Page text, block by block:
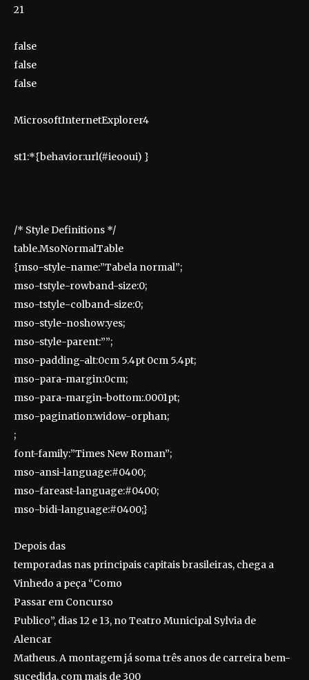
21
false
false
false
MicrosoftInternetExplorer4
st1:*{behavior:url(#ieooui) }
/* Style Definitions */
table.MsoNormalTable
{mso-style-name:”Tabela normal”;
mso-tstyle-rowband-size:0;
mso-tstyle-colband-size:0;
mso-style-noshow:yes;
mso-style-parent:””;
mso-padding-alt:0cm 5.4pt 0cm 5.4pt;
mso-para-margin:0cm;
mso-para-margin-bottom:.0001pt;
mso-pagination:widow-orphan;
;
font-family:”Times New Roman”;
mso-ansi-language:#0400;
mso-fareast-language:#0400;
mso-bidi-language:#0400;}
Depois das
temporadas nas principais capitais brasileiras, chega a
Vinhedo a peça “Como
Passar em Concurso
Publico”, dias 12 e 13, no Teatro Municipal Sylvia de
Alencar
Matheus. A montagem já soma três anos de carreira bem-
sucedida, com mais de 300